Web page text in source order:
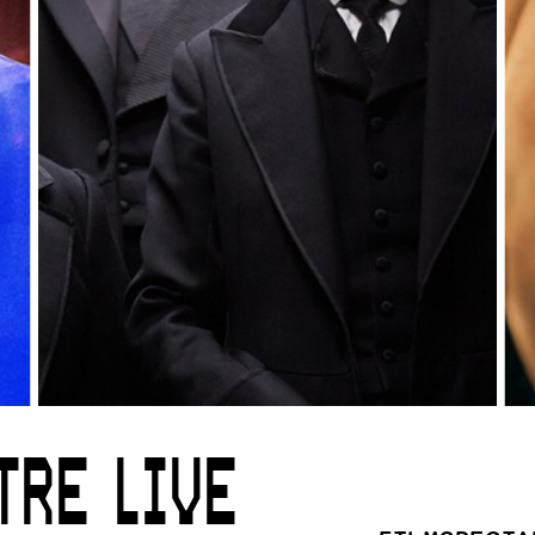
LIVE